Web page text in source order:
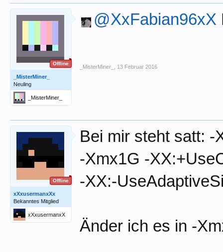
Offline
_MisterMiner_
Neuling
_MisterMiner_
@XxFabian96xX
_MisterMiner_ 13 Februar 2016
Offline
xXxusermanxXx
Bekanntes Mitglied
xXxusermanxX
x
Bei mir steht satt: -
-Xmx1G -
-XX:-
Änder ich es in -